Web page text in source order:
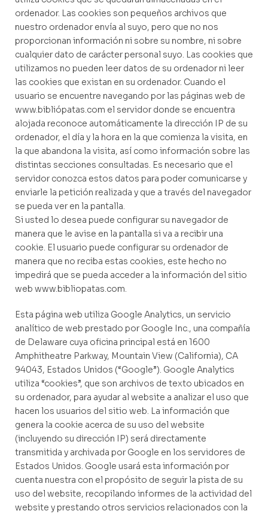
ordenador. Las cookies son pequeños archivos que
nuestro ordenador envía al suyo, pero que no nos
proporcionan información ni sobre su nombre, ni sobre
cualquier dato de carácter personal suyo. Las cookies que
utilizamos no pueden leer datos de su ordenador ni leer
las cookies que existan en su ordenador. Cuando el
usuario se encuentre navegando por las páginas web de
www.bibliópatas.com el servidor donde se encuentra
alojada reconoce automáticamente la dirección IP de su
ordenador, el día y la hora en la que comienza la visita, en
la que abandona la visita, así como información sobre las
distintas secciones consultadas. Es necesario que el
servidor conozca estos datos para poder comunicarse y
enviarle la petición realizada y que a través del navegador
se pueda ver en la pantalla.
Si usted lo desea puede configurar su navegador de
manera que le avise en la pantalla si va a recibir una
cookie. El usuario puede configurar su ordenador de
manera que no reciba estas cookies, este hecho no
impedirá que se pueda acceder a la información del sitio
web www.bibliopatas.com.
Esta página web utiliza Google Analytics, un servicio
analítico de web prestado por Google Inc., una compañía
de Delaware cuya oficina principal está en 1600
Amphitheatre Parkway, Mountain View (California), CA
94043, Estados Unidos (“Google”). Google Analytics
utiliza “cookies”, que son archivos de texto ubicados en
su ordenador, para ayudar al website a analizar el uso que
hacen los usuarios del sitio web. La información que
genera la cookie acerca de su uso del website
(incluyendo su dirección IP) será directamente
transmitida y archivada por Google en los servidores de
Estados Unidos. Google usará esta información por
cuenta nuestra con el propósito de seguir la pista de su
uso del website, recopilando informes de la actividad del
website y prestando otros servicios relacionados con la